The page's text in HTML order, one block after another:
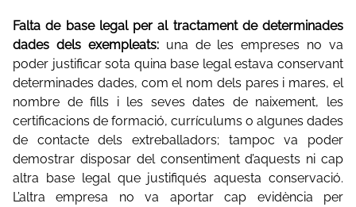
Falta de base legal per al tractament de determinades
dades dels exempleats:una de les empreses no va
poder justificar sota quina base legal estava conservant
determinades dades, com el nom dels pares i mares, el
nombre de fills i les seves dates de naixement, les
certificacions de formació, currículums o algunes dades
de contacte dels extreballadors; tampoc va poder
demostrar disposar del consentiment d’aquests ni cap
altra base legal que justifiqués aquesta conservació.
L’altra empresa no va aportar cap evidència per